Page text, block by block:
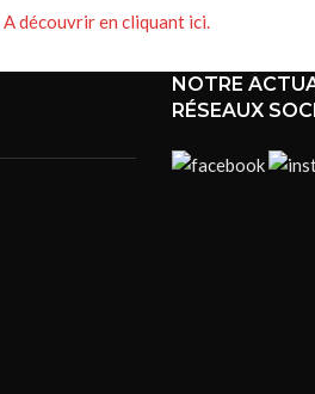
A découvrir en cliquant ici.
NOTRE
RÉSEAUX